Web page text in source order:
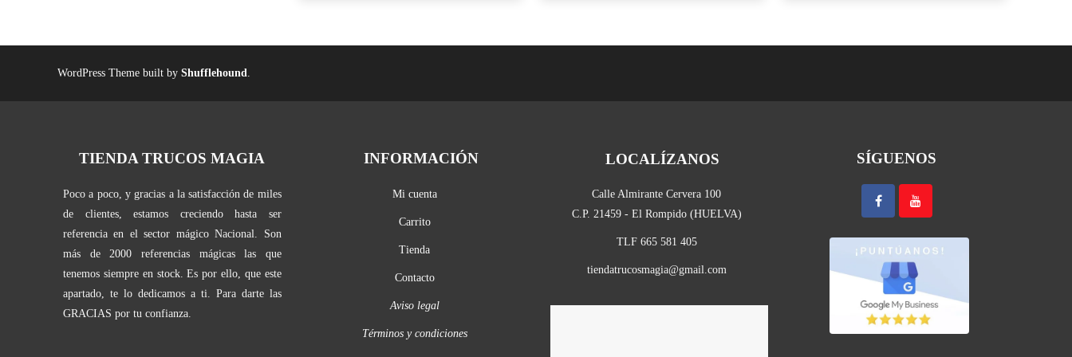
WordPress Theme built by Shufflehound.
TIENDA TRUCOS MAGIA
Poco a poco, y gracias a la satisfacción de miles
de clientes, estamos creciendo hasta ser
referencia en el sector mágico Nacional. Son
más de 2000 referencias mágicas las que
tenemos siempre en stock. Es por ello, que este
apartado, te lo dedicamos a ti. Para darte las
GRACIAS por tu confianza.
INFORMACIÓN
Mi cuenta
Carrito
Tienda
Contacto
Aviso legal
Términos y condiciones
LOCALÍZANOS
Calle Almirante Cervera 100
C.P. 21459 - El Rompido (HUELVA)
TLF 665 581 405
tiendatrucosmagia@gmail.com
SÍGUENOS